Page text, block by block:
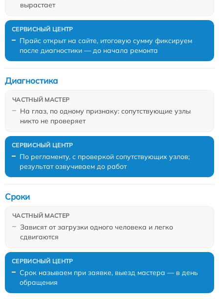
вырастает
Прайс открыт на сайте, итоговую сумму фиксируем
после диагностики — до начала ремонта
На глаз, по одному признаку: сопутствующие узлы
никто не проверяет
Диагностика
По регламенту, с проверкой сопутствующих узлов;
результат озвучиваем до работ
Зависят от загрузки одного человека и легко
сдвигаются
Сроки
Срок называем при заявке, выезд мастера — в день
обращения